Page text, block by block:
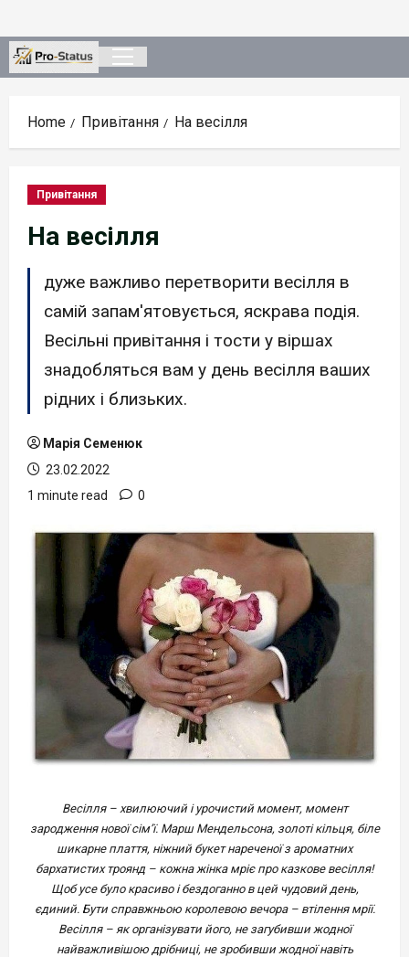
to
content
Primary
Home Привітання На весілля
Привітання
На весілля
дуже важливо перетворити весілля в
самій запам'ятовується, яскрава подія.
Весільні привітання і тости у віршах
знадобляться вам у день весілля ваших
рідних і близьких.
Марія Семенюк
23.02.2022
1 minute read
0
Весілля – хвилюючий і урочистий момент, момент
зародження нової сім’ї. Марш Мендельсона, золоті кільця, біле
шикарне плаття, ніжний букет нареченої з ароматних
бархатистих троянд – кожна жінка мріє про казкове весілля!
Щоб усе було красиво і бездоганно в цей чудовий день,
єдиний. Бути справжньою королевою вечора – втілення мрії.
Весілля – як організувати його, не загубивши жодної
найважливішою дрібниці, не зробивши жодної навіть